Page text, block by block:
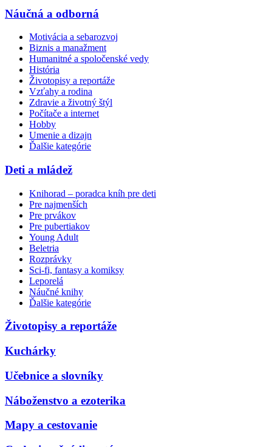
Náučná a odborná
Motivácia a sebarozvoj
Biznis a manažment
Humanitné a spoločenské vedy
História
Životopisy a reportáže
Vzťahy a rodina
Zdravie a životný štýl
Počítače a internet
Hobby
Umenie a dizajn
Ďalšie kategórie
Deti a mládež
Knihorad – poradca kníh pre deti
Pre najmenších
Pre prvákov
Pre pubertiakov
Young Adult
Beletria
Rozprávky
Sci-fi, fantasy a komiksy
Leporelá
Náučné knihy
Ďalšie kategórie
Životopisy a reportáže
Kuchárky
Učebnice a slovníky
Náboženstvo a ezoterika
Mapy a cestovanie